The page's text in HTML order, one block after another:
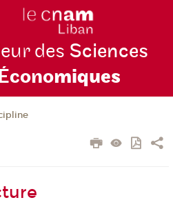
des Sciences
miques